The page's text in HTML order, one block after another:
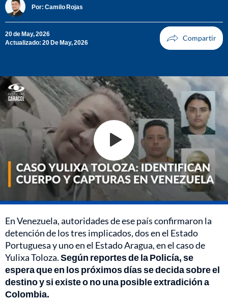
Por: Camilo Rojas
20 de May, 2026
Actualizado: 20 De May, 2026
En Venezuela, autoridades de ese país confirmaron la
detención de los tres implicados, dos en el Estado
Portuguesa y uno en el Estado Aragua, en el caso de
Yulixa Toloza.Según reportes de la Policía, se
espera que en los próximos días se decida sobre el
destino y si existe o no una posible extradición a
Colombia.